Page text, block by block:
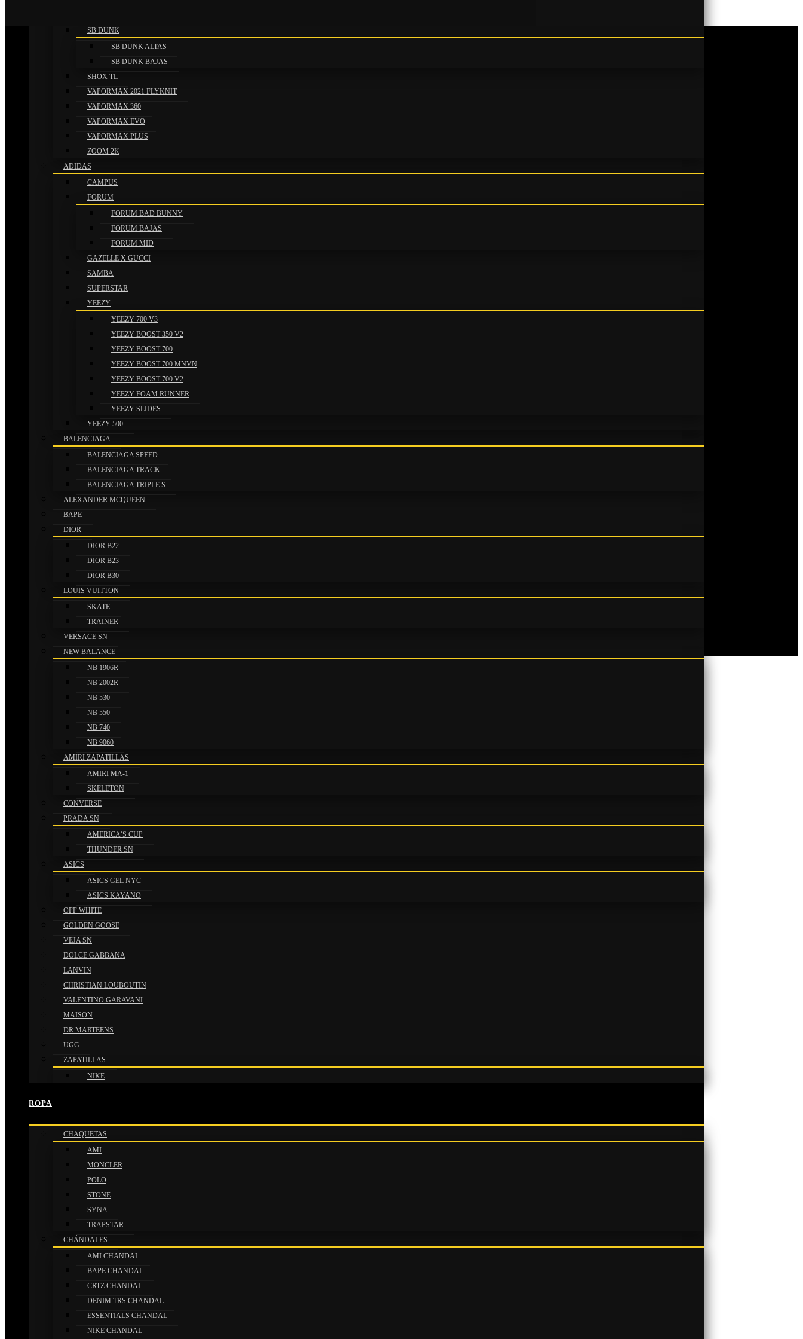
SB DUNK
SB DUNK ALTAS
SB DUNK BAJAS
SHOX TL
VAPORMAX 2021 FLYKNIT
VAPORMAX 360
VAPORMAX EVO
VAPORMAX PLUS
ZOOM 2K
ADIDAS
CAMPUS
FORUM
FORUM BAD BUNNY
FORUM BAJAS
FORUM MID
GAZELLE X GUCCI
SAMBA
SUPERSTAR
YEEZY
YEEZY 700 V3
YEEZY BOOST 350 V2
YEEZY BOOST 700
YEEZY BOOST 700 MNVN
YEEZY BOOST 700 V2
YEEZY FOAM RUNNER
YEEZY SLIDES
YEEZY 500
BALENCIAGA
BALENCIAGA SPEED
BALENCIAGA TRACK
BALENCIAGA TRIPLE S
ALEXANDER MCQUEEN
BAPE
DIOR
DIOR B22
DIOR B23
DIOR B30
LOUIS VUITTON
SKATE
TRAINER
VERSACE SN
NEW BALANCE
NB 1906R
NB 2002R
NB 530
NB 550
NB 740
NB 9060
AMIRI ZAPATILLAS
AMIRI MA-1
SKELETON
CONVERSE
PRADA SN
AMERICA’S CUP
THUNDER SN
ASICS
ASICS GEL NYC
ASICS KAYANO
OFF WHITE
GOLDEN GOOSE
VEJA SN
DOLCE GABBANA
LANVIN
CHRISTIAN LOUBOUTIN
VALENTINO GARAVANI
MAISON
DR MARTEENS
UGG
ZAPATILLAS
NIKE
ROPA
CHAQUETAS
AMI
MONCLER
POLO
STONE
SYNA
TRAPSTAR
CHÁNDALES
AMI CHANDAL
BAPE CHANDAL
CRTZ CHANDAL
DENIM TRS CHANDAL
ESSENTIALS CHANDAL
NIKE CHANDAL
SOBRE NOSOTROS
VaniZapas es una tienda online y empresa
internacional fundada en 2022. Se especializa en
ofrecer productos de moda y calzado de alta
calidad, con un enfoque en los últimos
lanzamientos y tendencias globales.
VANIZAPAS
Cambios y Devoluciones
Política de Privacidad
Política de Cookies
REDES SOCIALES
Instagram